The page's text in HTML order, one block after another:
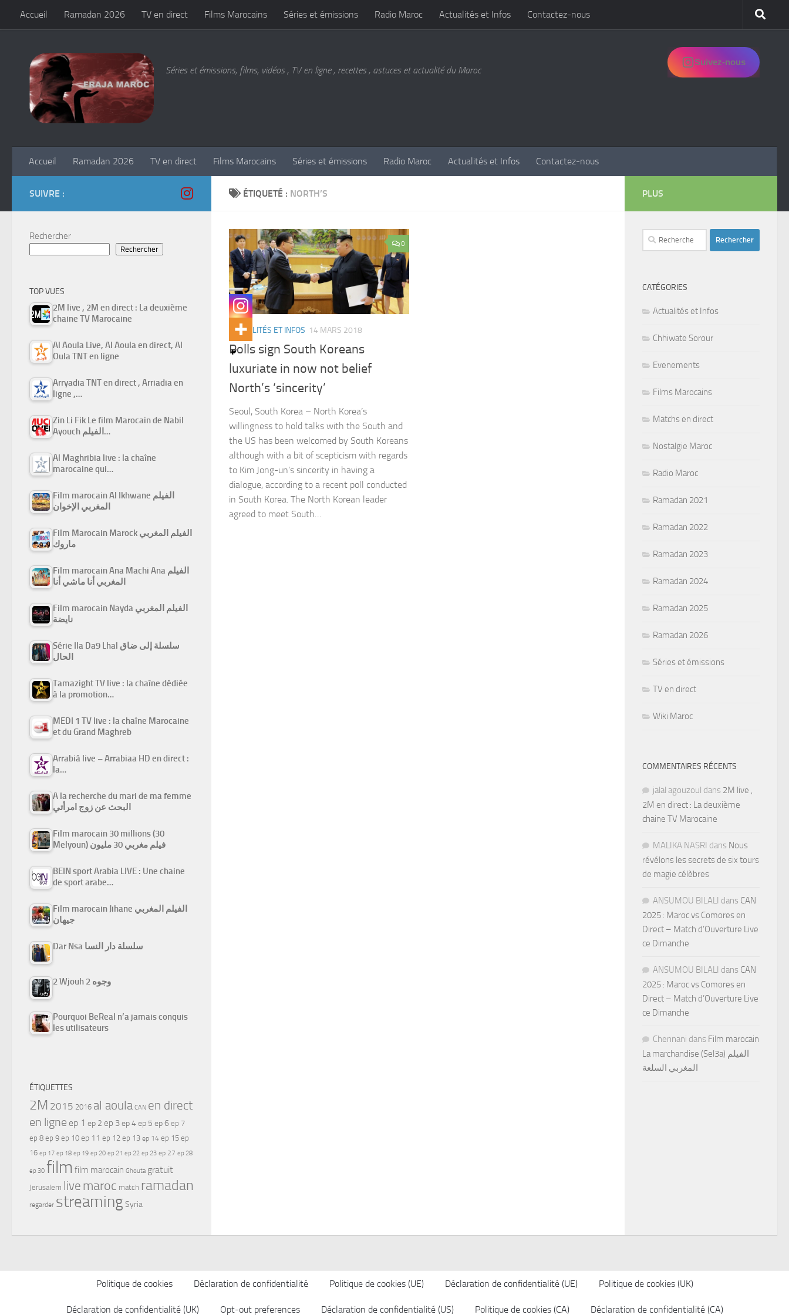
Skip to content
Accueil Ramadan 2026 TV en direct Films Marocains Séries et émissions Radio Maroc Actualités et Infos Contactez-nous
Séries et émissions, films, vidéos , TV en ligne , recettes , astuces et actualité du Maroc
Suivez-nous
Accueil Ramadan 2026 TV en direct Films Marocains Séries et émissions Radio Maroc Actualités et Infos Contactez-nous
ÉTIQUETÉ : NORTH’S
0
ACTUALITÉS ET INFOS 14 MARS 2018
Polls sign South Koreans
luxuriate in now not belief
North’s ‘sincerity’
Seoul, South Korea – North Korea’s
willingness to hold talks with the South and
the US has been welcomed by South Koreans
although with a bit of scepticism with regards
to Kim Jong-un’s sincerity in having a
dialogue, according to a recent poll conducted
in South Korea. The North Korean leader
agreed to meet South…
SUIVRE :
Rechercher
Rechercher
TOP VUES
2M live , 2M en direct : La deuxième
chaine TV Marocaine
Al Aoula Live, Al Aoula en direct, Al
Oula TNT en ligne
Arryadia TNT en direct , Arriadia en
ligne ,…
Zin Li Fik Le film Marocain de Nabil
Ayouch الفيلم…
Al Maghribia live : la chaîne
marocaine qui…
Film marocain Al Ikhwane الفيلم
المغربي الإخوان
Film Marocain Marock الفيلم المغربي
ماروك
Film marocain Ana Machi Ana الفيلم
المغربي أنا ماشي أنا
Film marocain Nayda الفيلم المغربي
نايضة
Série Ila Da9 Lhal سلسلة إلى ضاق
الحال
Tamazight TV live : la chaîne dédiée
à la promotion…
MEDI 1 TV live : la chaîne Marocaine
et du Grand Maghreb
Arrabiâ live – Arrabiaa HD en direct :
la…
A la recherche du mari de ma femme
البحث عن زوج امرأتي
Film marocain 30 millions (30
Melyoun) فيلم مغربي 30 مليون
BEIN sport Arabia LIVE : Une chaine
de sport arabe…
Film marocain Jihane الفيلم المغربي
جيهان
Dar Nsa سلسلة دار النسا
2 Wjouh 2 وجوه
Pourquoi BeReal n’a jamais conquis
les utilisateurs
ÉTIQUETTES
2M 2015 2016 al aoula CAN en direct
en ligne ep 1 ep 2 ep 3ep 4ep 5 ep 6 ep 7
ep 8 ep 9 ep 10 ep 11 ep 12 ep 13 ep 14 ep 15 ep
16 ep 17 ep 18 ep 19 ep 20 ep 21 ep 22 ep 23 ep 27 ep 28
ep 30 film film marocain Ghouta gratuit
Jerusalem live maroc match ramadan
regarder streamingSyria
PLUS
Rechercher :
CATÉGORIES
Actualités et Infos
Chhiwate Sorour
Evenements
Films Marocains
Matchs en direct
Nostalgie Maroc
Radio Maroc
Ramadan 2021
Ramadan 2022
Ramadan 2023
Ramadan 2024
Ramadan 2025
Ramadan 2026
Séries et émissions
TV en direct
Wiki Maroc
COMMENTAIRES RÉCENTS
jalal agouzoul dans 2M live ,
2M en direct : La deuxième
chaine TV Marocaine
MALIKA NASRI dans Nous
révélons les secrets de six tours
de magie célèbres
ANSUMOU BILALI dans CAN
2025 : Maroc vs Comores en
Direct – Match d’Ouverture Live
ce Dimanche
ANSUMOU BILALI dans CAN
2025 : Maroc vs Comores en
Direct – Match d’Ouverture Live
ce Dimanche
Chennani dans Film marocain
La marchandise (Sel3a) الفيلم
المغربي السلعة
Politique de cookies Déclaration de confidentialité Politique de cookies (UE) Déclaration de confidentialité (UE) Politique de cookies (UK)
Déclaration de confidentialité (UK) Opt-out preferences Déclaration de confidentialité (US) Politique de cookies (CA) Déclaration de confidentialité (CA)